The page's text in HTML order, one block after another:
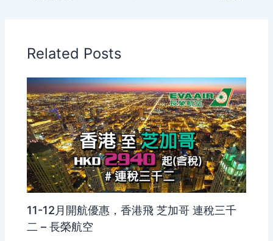
Related Posts
11-12月開航優惠，香港飛 芝加哥 連稅三千
二 – 長榮航空